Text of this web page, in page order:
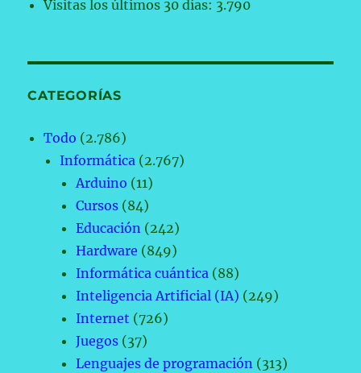
Visitas los últimos 30 días: 3.790
CATEGORÍAS
Todo (2.786)
Informática (2.767)
Arduino (11)
Cursos (84)
Educación (242)
Hardware (849)
Informática cuántica (88)
Inteligencia Artificial (IA) (249)
Internet (726)
Juegos (37)
Lenguajes de programación (313)